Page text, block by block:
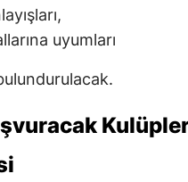
uyumları